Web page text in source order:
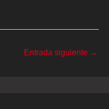
Entrada siguiente →